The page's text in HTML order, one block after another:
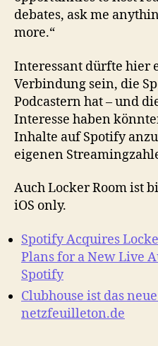
debates, ask me
more.“
Interessant dürfte hier
Verbindung sein, die
Podcastern hat – und
Interesse haben
Inhalte auf Spotify
eigenen
Auch Locker Room ist
iOS only.
Spotify Acquires
Plans for a New Live
Spotify
Clubhouse ist das
netzfeuilleton.de